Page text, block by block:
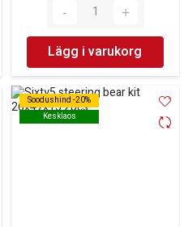
Lägg i varukorg
Soodushind -20%
Kesklaos
Soodushind -20%
Kesklaos